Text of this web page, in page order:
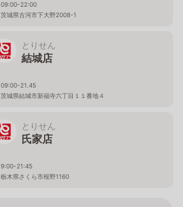
09:00-22:00
茨城県古河市下大野2008-1
とりせん
結城店
09:00-21.45
茨城県結城市新福寺六丁目１１番地４
とりせん
氏家店
9:00-21:45
栃木県さくら市桜野1160